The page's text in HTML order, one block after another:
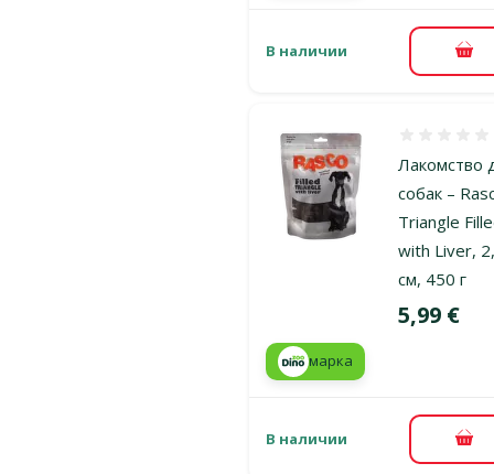
В наличии В
Лакомство
собак –
Triangle
with Liver,
см, 450 г
Цена
5,99 €
марка
В наличии В